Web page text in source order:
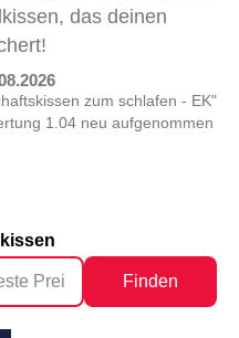
das deinen
zum schlafen - EK"
1.04 neu aufgenommen
Finden